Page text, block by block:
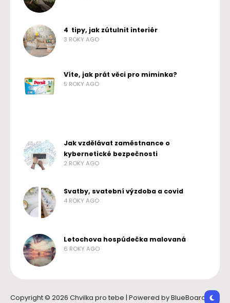
4 tipy, jak zútulnit interiér
3 ROKY AGO
Víte, jak prát věci pro miminka?
5 ROKY AGO
Jak vzdělávat zaměstnance o
kybernetické bezpečnosti
2 ROKY AGO
Svatby, svatební výzdoba a covid
4 ROKY AGO
Letochova hospúdečka malovaná
6 ROKY AGO
Copyright © 2026 Chvilka pro tebe | Powered by BlueBoard.